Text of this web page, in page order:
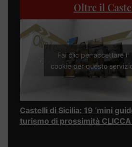
Oltre il
Fai clic per accettare i
cookie per questo
Castelli di Sicilia: 19 ‘mini
turismo di prossimità CLICCA